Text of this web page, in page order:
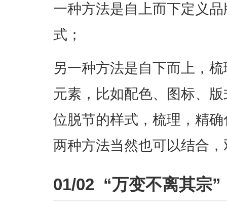
一种方法是自上而下定义
式；
另一种方法是自下而上，
元素，比如配色、图标、
位脱节的样式，梳理，精
两种方法当然也可以结合
01/02 “万变不离其宗”